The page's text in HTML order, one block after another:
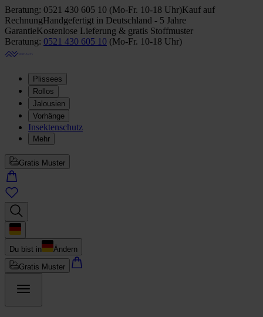
Beratung: 0521 430 605 10 (Mo-Fr. 10-18 Uhr)Kauf auf
RechnungHandgefertigt in Deutschland - 5 Jahre
GarantieKostenlose Lieferung & gratis Stoffmuster
Beratung: 0521 430 605 10 (Mo-Fr. 10-18 Uhr)
Plissees
Rollos
Jalousien
Vorhänge
Insektenschutz
Mehr
Gratis Muster
Du bist in
Ändern
Gratis Muster